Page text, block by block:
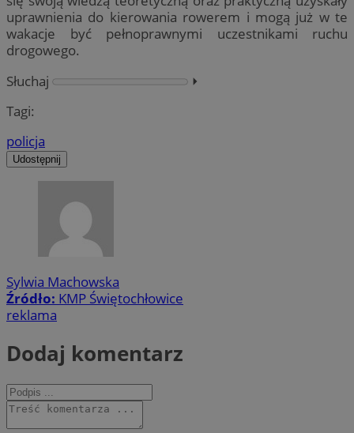
uprawnienia do kierowania rowerem i mogą już w te
wakacje być pełnoprawnymi uczestnikami ruchu
drogowego.
Słuchaj
⏵︎
Tagi:
policja
Udostępnij
Sylwia Machowska
Źródło: KMP Świętochłowice
reklama
Dodaj komentarz